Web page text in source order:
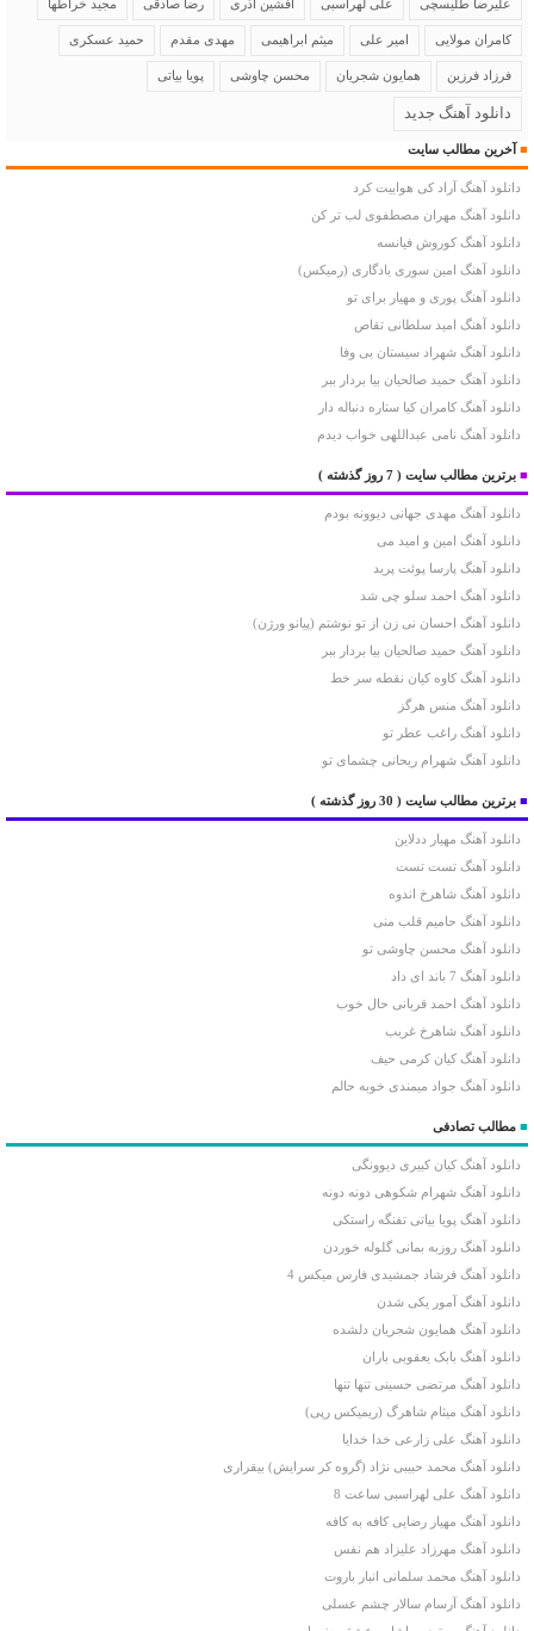
علیرضا طلیسچی علی لهراسبی افشین آذری رضا صادقی مجید خراطها
کامران مولایی امیر علی میثم ابراهیمی مهدی مقدم حمید عسکری
فرزاد فرزین همایون شجریان محسن چاوشی پویا بیاتی
دانلود آهنگ جدید
■ آخرین مطالب سایت
دانلود آهنگ آراد کی هواییت کرد
دانلود آهنگ مهران مصطفوی لب تر کن
دانلود آهنگ کوروش فیانسه
دانلود آهنگ امین سوری یادگاری (رمیکس)
دانلود آهنگ پوری و مهیار برای تو
دانلود آهنگ امید سلطانی تقاص
دانلود آهنگ شهراد سیستان بی وفا
دانلود آهنگ حمید صالحیان بیا بردار ببر
دانلود آهنگ کامران کیا ستاره دنباله دار
دانلود آهنگ نامی عبداللهی خواب دیدم
■ برترین مطالب سایت ( 7 روز گذشته )
دانلود آهنگ مهدی جهانی دیوونه بودم
دانلود آهنگ امین و امید می
دانلود آهنگ پارسا پوئت پرید
دانلود آهنگ احمد سلو چی شد
دانلود آهنگ احسان نی زن از تو نوشتم (پیانو ورژن)
دانلود آهنگ حمید صالحیان بیا بردار ببر
دانلود آهنگ کاوه کیان نقطه سر خط
دانلود آهنگ منس هرگز
دانلود آهنگ راغب عطر تو
دانلود آهنگ شهرام ریحانی چشمای تو
■ برترین مطالب سایت ( 30 روز گذشته )
دانلود آهنگ مهیار ددلاین
دانلود آهنگ تست تست
دانلود آهنگ شاهرخ اندوه
دانلود آهنگ حامیم قلب منی
دانلود آهنگ محسن چاوشی تو
دانلود آهنگ 7 باند ای داد
دانلود آهنگ احمد قربانی حال خوب
دانلود آهنگ شاهرخ غریب
دانلود آهنگ کیان کرمی حیف
دانلود آهنگ جواد میمندی خوبه حالم
■ مطالب تصادفی
دانلود آهنگ کیان کبیری دیوونگی
دانلود آهنگ شهرام شکوهی دونه دونه
دانلود آهنگ پویا بیاتی تفنگه راستکی
دانلود آهنگ روزبه بمانی گلوله خوردن
دانلود آهنگ فرشاد جمشیدی فارس میکس 4
دانلود آهنگ آمور یکی شدن
دانلود آهنگ همایون شجریان دلشده
دانلود آهنگ بابک یعقوبی باران
دانلود آهنگ مرتضی حسینی تنها تنها
دانلود آهنگ میثام شاهرگ (ریمیکس رپی)
دانلود آهنگ علی زارعی خدا خدایا
دانلود آهنگ محمد حبیبی نژاد (گروه کر سرایش) بیقراری
دانلود آهنگ علی لهراسبی ساعت 8
دانلود آهنگ مهیار رضایی کافه به کافه
دانلود آهنگ مهرزاد علیزاد هم نفس
دانلود آهنگ محمد سلمانی انبار باروت
دانلود آهنگ آرسام سالار چشم عسلی